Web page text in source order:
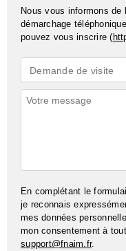
Nous vous informons de
démarchage
pouvez vous inscrire (
Demande
*
Demande de visite
Commentaires
En complétant le
je reconnais
mes données
mon consentement à
support@fnaim.fr.